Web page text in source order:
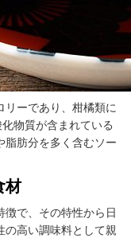
リーであり、柑橘類に
物質が含まれている
脂肪分を多く含むソー
材
で、その特性から日
の高い調味料として親